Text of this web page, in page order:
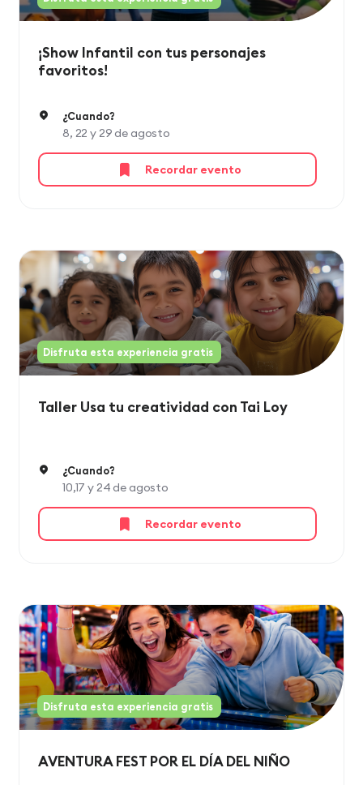
¡Show Infantil con tus personajes
favoritos!
¿Cuando?
8, 22 y 29 de agosto
Recordar evento
Disfruta esta experiencia gratis
Taller Usa tu creatividad con Tai Loy
¿Cuando?
10,17 y 24 de agosto
Recordar evento
Disfruta esta experiencia gratis
AVENTURA FEST POR EL DÍA DEL NIÑO